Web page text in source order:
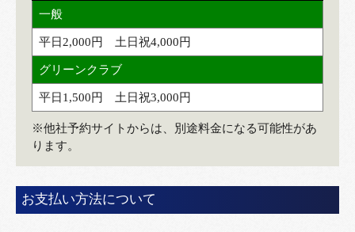
一般
平日2,000円 土日祝4,000円
グリーンクラブ
平日1,500円 土日祝3,000円
※他社予約サイトからは、別途料金になる可能性があ
ります。
お支払い方法について